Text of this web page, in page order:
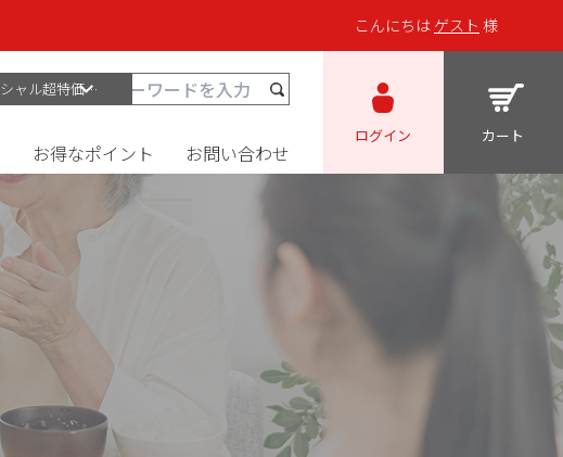
こんにちは ゲスト 様
お得なポイント お問い合わせ
ログイン カート